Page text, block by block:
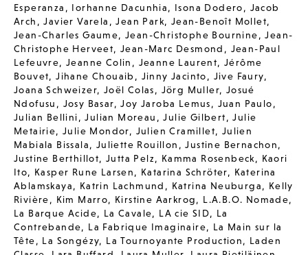
Esperanza , Iorhanne Dacunhia, Isona Dodero, Jacob
Arch ,Javier Varela ,Jean Park, Jean-Benoît Mollet,
Jean-Charles Gaume,Jean-Christophe Bournine,Jean-
Christophe Herveet,Jean-Marc Desmond , Jean-Paul
Lefeuvre,Jeanne Colin , Jeanne Laurent,Jérôme
Bouvet,Jihane Chouaib , Jinny Jacinto, Jive Faury,
Joana Schweizer, Joël Colas, Jörg Muller, Josué
Ndofusu , Josy Basar,Joy Jaroba Lemus, Juan Paulo,
Julian Bellini,Julian Moreau ,Julie Gilbert,Julie
Metairie,Julie Mondor, Julien Cramillet, Julien
Mabiala Bissala, Juliette Rouillon ,Justine Bernachon,
Justine Berthillot,Jutta Pelz, Kamma Rosenbeck, Kaori
Ito, Kasper Rune Larsen, Katarina Schröter, Katerina
Ablamskaya, Katrin Lachmund , Katrina Neuburga, Kelly
Rivière, Kim Marro, Kirstine Aarkrog, L.A.B.O. Nomade,
La Barque Acide, La Cavale, LA cie SID, La
Contrebande, La Fabrique Imaginaire, La Main sur la
Tête, La Songézy, La Tournoyante Production, Laden